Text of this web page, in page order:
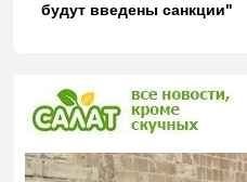
будут введены санкции"